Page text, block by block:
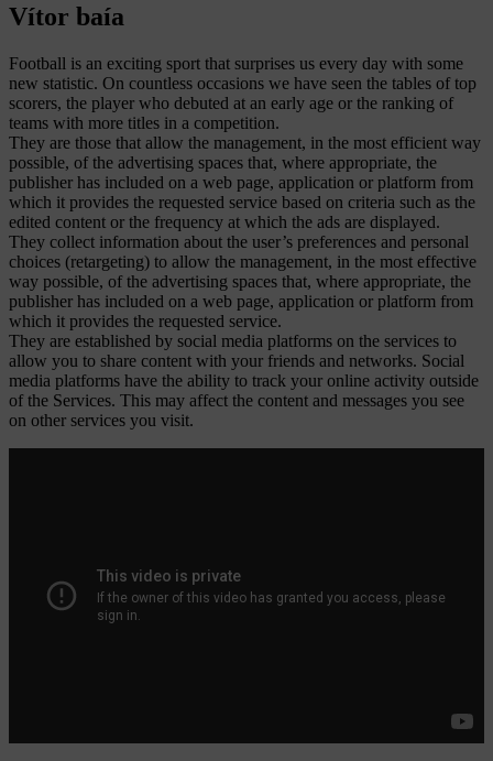
Vítor baía
Football is an exciting sport that surprises us every day with some
new statistic. On countless occasions we have seen the tables of top
scorers, the player who debuted at an early age or the ranking of
teams with more titles in a competition.
They are those that allow the management, in the most efficient way
possible, of the advertising spaces that, where appropriate, the
publisher has included on a web page, application or platform from
which it provides the requested service based on criteria such as the
edited content or the frequency at which the ads are displayed.
They collect information about the user’s preferences and personal
choices (retargeting) to allow the management, in the most effective
way possible, of the advertising spaces that, where appropriate, the
publisher has included on a web page, application or platform from
which it provides the requested service.
They are established by social media platforms on the services to
allow you to share content with your friends and networks. Social
media platforms have the ability to track your online activity outside
of the Services. This may affect the content and messages you see
on other services you visit.